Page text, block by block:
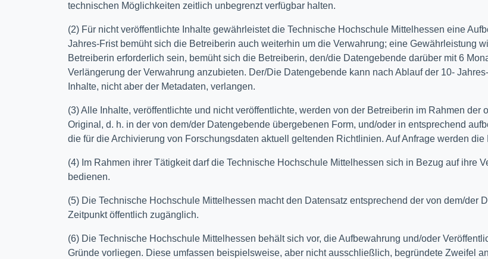
technischen Möglichkeiten zeitlich unbegrenzt verfügbar halten.
(2) Für nicht veröffentlichte Inhalte gewährleistet die Technische Hochschule Mittelhessen eine
Jahres-Frist bemüht sich die Betreiberin auch weiterhin um die Verwahrung; eine Gewährleistung
Betreiberin erforderlich sein, bemüht sich die Betreiberin, den/die Datengebende darüber mit 6
Verlängerung der Verwahrung anzubieten. Der/Die Datengebende kann nach Ablauf der 10-
Inhalte, nicht aber der Metadaten, verlangen.
(3) Alle Inhalte, veröffentlichte und nicht veröffentlichte, werden von der Betreiberin im Rahmen
Original, d. h. in der von dem/der Datengebende übergebenen Form, und/oder in entsprechend
die für die Archivierung von Forschungsdaten aktuell geltenden Richtlinien. Auf Anfrage werden
(4) Im Rahmen ihrer Tätigkeit darf die Technische Hochschule Mittelhessen sich in Bezug auf ihre
bedienen.
(5) Die Technische Hochschule Mittelhessen macht den Datensatz entsprechend der von dem/der
Zeitpunkt öffentlich zugänglich.
(6) Die Technische Hochschule Mittelhessen behält sich vor, die Aufbewahrung und/oder
Gründe vorliegen. Diese umfassen beispielsweise, aber nicht ausschließlich, begründete Zweifel